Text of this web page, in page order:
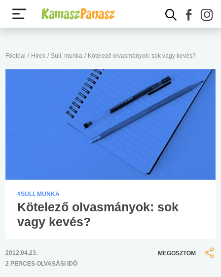
Főoldal / Hírek / Suli, munka / Kötelező olvasmányok: sok vagy kevés?
#SULI, MUNKA
Kötelező olvasmányok: sok
vagy kevés?
2012.04.23.
2 PERCES OLVASÁSI IDŐ
MEGOSZTOM